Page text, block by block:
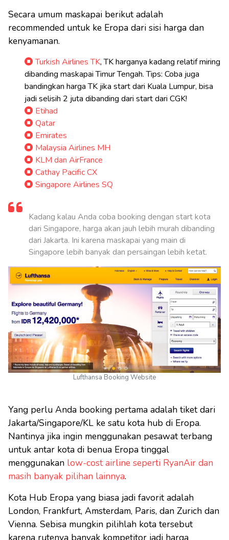
Secara umum maskapai berikut adalah
recommended untuk ke Eropa dari sisi harga dan
kenyamanan.
Turkish Airlines TK, TK harganya kadang relatif miring
dibanding maskapai Timur Tengah. Tips: Coba juga
bandingkan harga TK jika start dari Kuala Lumpur, bisa
jadi selisih 2 juta dibanding dari start dari CGK!
Etihad
Qatar
Emirates
Malaysia Airlines MH
KLM dan AirFrance
Cathay Pacific CX
Singapore Airlines SQ
Kadang kalau Anda coba booking dengan start kota
dari Singapore, harga akan jauh lebih murah dibanding
dari Jakarta. Ini karena maskapai yang main di
Singapore lebih banyak dan persaingan lebih ketat.
Lufthansa Booking Website
Yang perlu Anda booking pertama adalah tiket dari
Jakarta/Singapore/KL ke satu kota hub di Eropa.
Nantinya jika ingin menggunakan pesawat terbang
untuk antar kota di benua Eropa tinggal
menggunakan low-cost airline seperti RyanAir dan
masih banyak pilihan lainnya.
Kota Hub Eropa yang biasa jadi favorit adalah
London, Frankfurt, Amsterdam, Paris, dan Zurich dan
Vienna. Sebisa mungkin pilihlah kota tersebut
karena rutenya banyak kompetitor jadi harga